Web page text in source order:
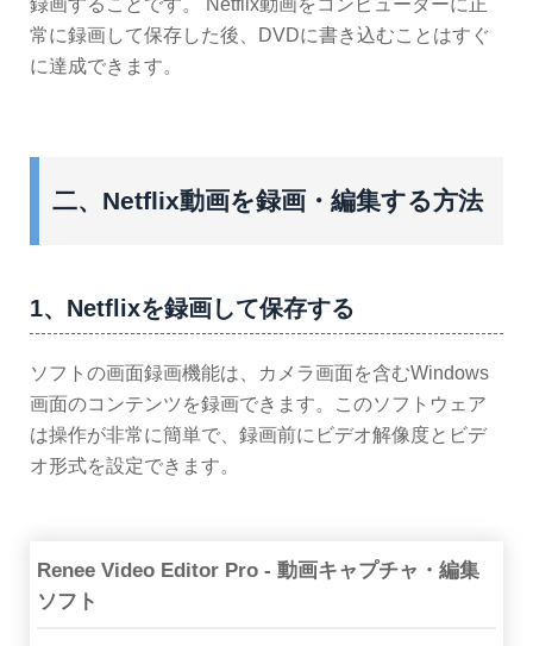
常に録画して保存した後、DVDに書き込むことはすぐ
に達成できます。
二、Netflix動画を録画・編集する方法
1、Netflixを録画して保存する
ソフトの画面録画機能は、カメラ画面を含むWindows
画面のコンテンツを録画できます。このソフトウェア
は操作が非常に簡単で、録画前にビデオ解像度とビデ
オ形式を設定できます。
Renee Video Editor Pro - 動画キャプチャ・編集
ソフト